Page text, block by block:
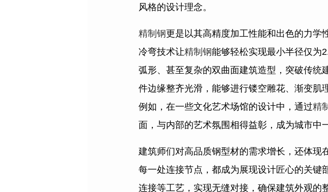
风格的设计理念。
精制钢更是以其高精度加工性能和出色的力学
冷弯技术让精制钢能够轻松实现最小半径仅为
弧形、甚至复杂的双曲面建筑造型，突破传统
件边缘整齐光滑，能够进行镂空雕花、渐变肌
例如，在一些文化艺术场馆的设计中，通过精
面，与内部的艺术氛围相得益彰，成为城市中
建筑师们对高品质钢型材的需求增长，还体现
每一处连接节点，都成为展现设计匠心的关键
连接等工艺，实现无缝对接，确保建筑外观的